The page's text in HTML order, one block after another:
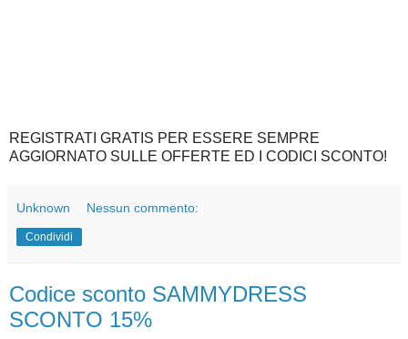
REGISTRATI GRATIS PER ESSERE SEMPRE
AGGIORNATO SULLE OFFERTE ED I CODICI SCONTO!
Unknown Nessun commento:
Condividi
Codice sconto SAMMYDRESS
SCONTO 15%